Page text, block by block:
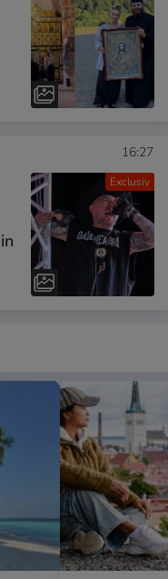
Exclusiv
16:27